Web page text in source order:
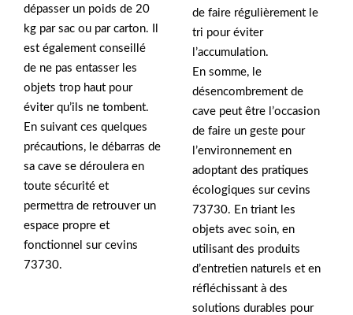
dépasser un poids de 20
kg par sac ou par carton. Il
est également conseillé
de ne pas entasser les
objets trop haut pour
éviter qu’ils ne tombent.
En suivant ces quelques
précautions, le débarras de
sa cave se déroulera en
toute sécurité et
permettra de retrouver un
espace propre et
fonctionnel sur cevins
73730.
de faire régulièrement le
tri pour éviter
l’accumulation.
En somme, le
désencombrement de
cave peut être l’occasion
de faire un geste pour
l’environnement en
adoptant des pratiques
écologiques sur cevins
73730. En triant les
objets avec soin, en
utilisant des produits
d’entretien naturels et en
réfléchissant à des
solutions durables pour